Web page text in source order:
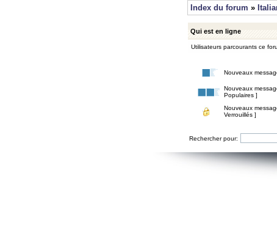
Index du forum »
Qui est en ligne
Utilisateurs parcourants ce
Nouveaux
Nouveaux
Populaires ]
Nouveaux
Verrouillés ]
Rechercher pour: